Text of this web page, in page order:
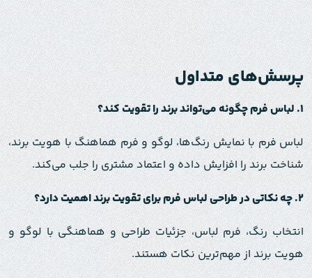
پرسش‌های متداول
۱.لباس فرم چگونه می‌تواند برند را تقویت کند؟
لباس فرم با نمایش رنگ‌ها، لوگو و فرم هماهنگ با هویت برند،
شناخت برند را افزایش داده و اعتماد مشتری را جلب می‌کند.
۲.چه نکاتی در طراحی لباس فرم برای تقویت برند اهمیت دارد؟
انتخاب رنگ، فرم لباس، جزئیات طراحی و هماهنگی با لوگو و
هویت برند از مهم‌ترین نکات هستند.